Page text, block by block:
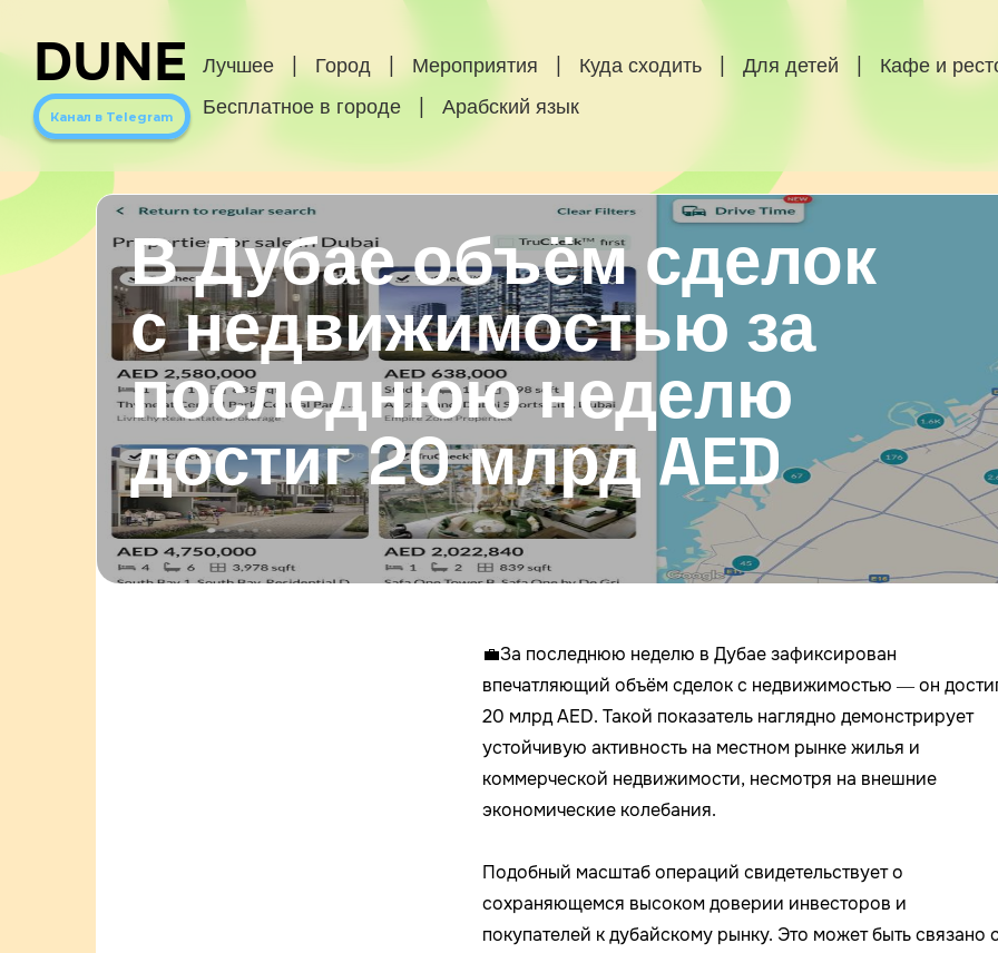
DUNE
Канал в Telegram
Лучшее Город Мероприятия Куда сходить Для детей
Кафе и
Бесплатное в городе
Арабский язык
В Дубае объём сделок
с недвижимостью за
последнюю неделю
достиг 20 млрд AED
💼За последнюю неделю в Дубае зафиксирован
впечатляющий объём сделок с недвижимостью — он
20 млрд AED. Такой показатель наглядно демонстрирует
устойчивую активность на местном рынке жилья и
коммерческой недвижимости, несмотря на внешние
экономические колебания.
Подобный масштаб операций свидетельствует о
сохраняющемся высоком доверии инвесторов и
покупателей к дубайскому рынку. Это может быть связано